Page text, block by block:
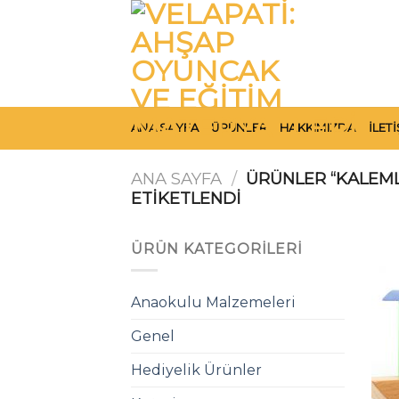
ANA SAYFA ÜRÜNLER HAKKIMIZDA
ANA SAYFA / ÜRÜNLER
ETIKETLENDI
ÜRÜN KATEGORILERI
Anaokulu Malzemeleri
Genel
Hediyelik Ürünler